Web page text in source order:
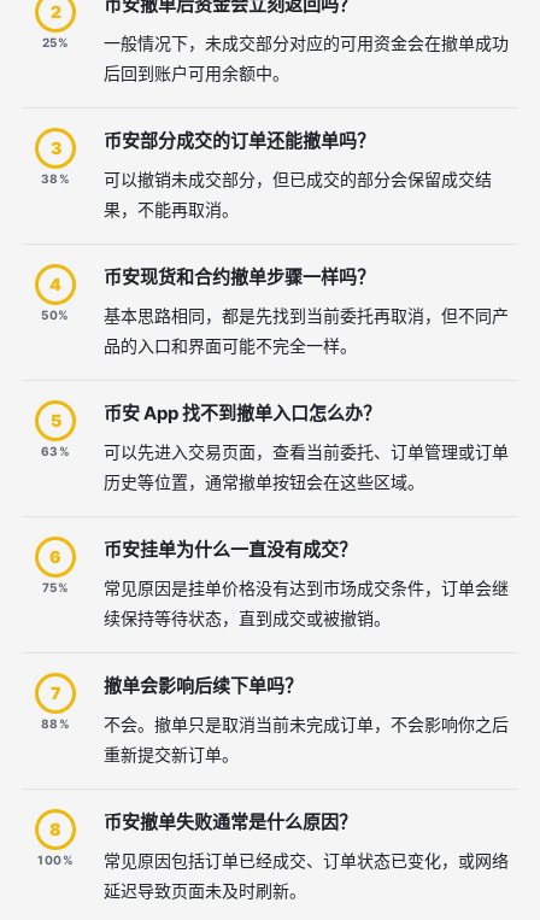
2
25%
一般情况下，未成交部分对应的可用资金会在撤单成功
后回到账户可用余额中。
3
38%
币安部分成交的订单还能撤单吗？
可以撤销未成交部分，但已成交的部分会保留成交结
果，不能再取消。
4
50%
币安现货和合约撤单步骤一样吗？
基本思路相同，都是先找到当前委托再取消，但不同产
品的入口和界面可能不完全一样。
5
63%
币安 App 找不到撤单入口怎么办？
可以先进入交易页面，查看当前委托、订单管理或订单
历史等位置，通常撤单按钮会在这些区域。
6
75%
币安挂单为什么一直没有成交？
常见原因是挂单价格没有达到市场成交条件，订单会继
续保持等待状态，直到成交或被撤销。
7
88%
撤单会影响后续下单吗？
不会。撤单只是取消当前未完成订单，不会影响你之后
重新提交新订单。
8
100%
币安撤单失败通常是什么原因？
常见原因包括订单已经成交、订单状态已变化，或网络
延迟导致页面未及时刷新。